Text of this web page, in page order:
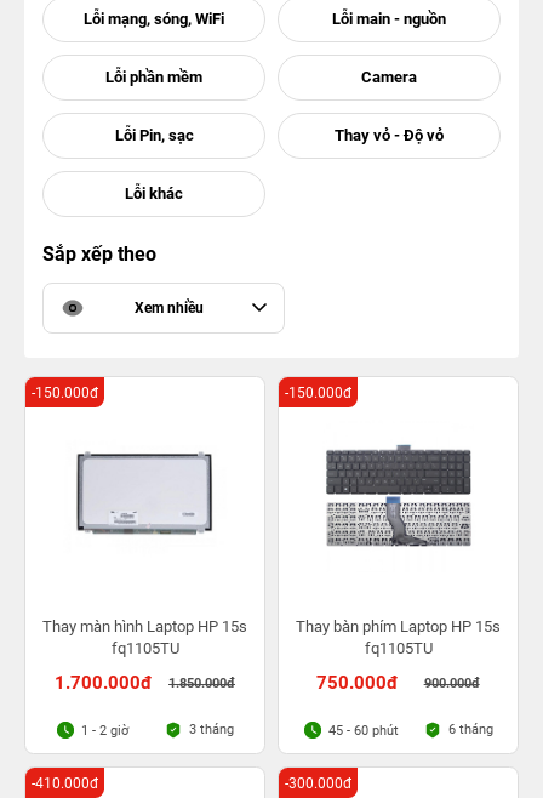
Sắp xếp theo
Xem nhiều
Thay màn hình Laptop HP 15s
fq1105TU
1.700.000đ 1.850.000đ
-150.000đ
1 - 2 giờ 3 tháng
Thay bàn phím Laptop HP 15s
fq1105TU
750.000đ 900.000đ
-150.000đ
45 - 60 phút 6 tháng
-410.000đ -300.000đ